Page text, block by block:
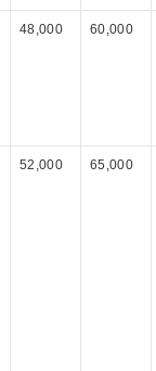
48,000 60,000
52,000 65,000